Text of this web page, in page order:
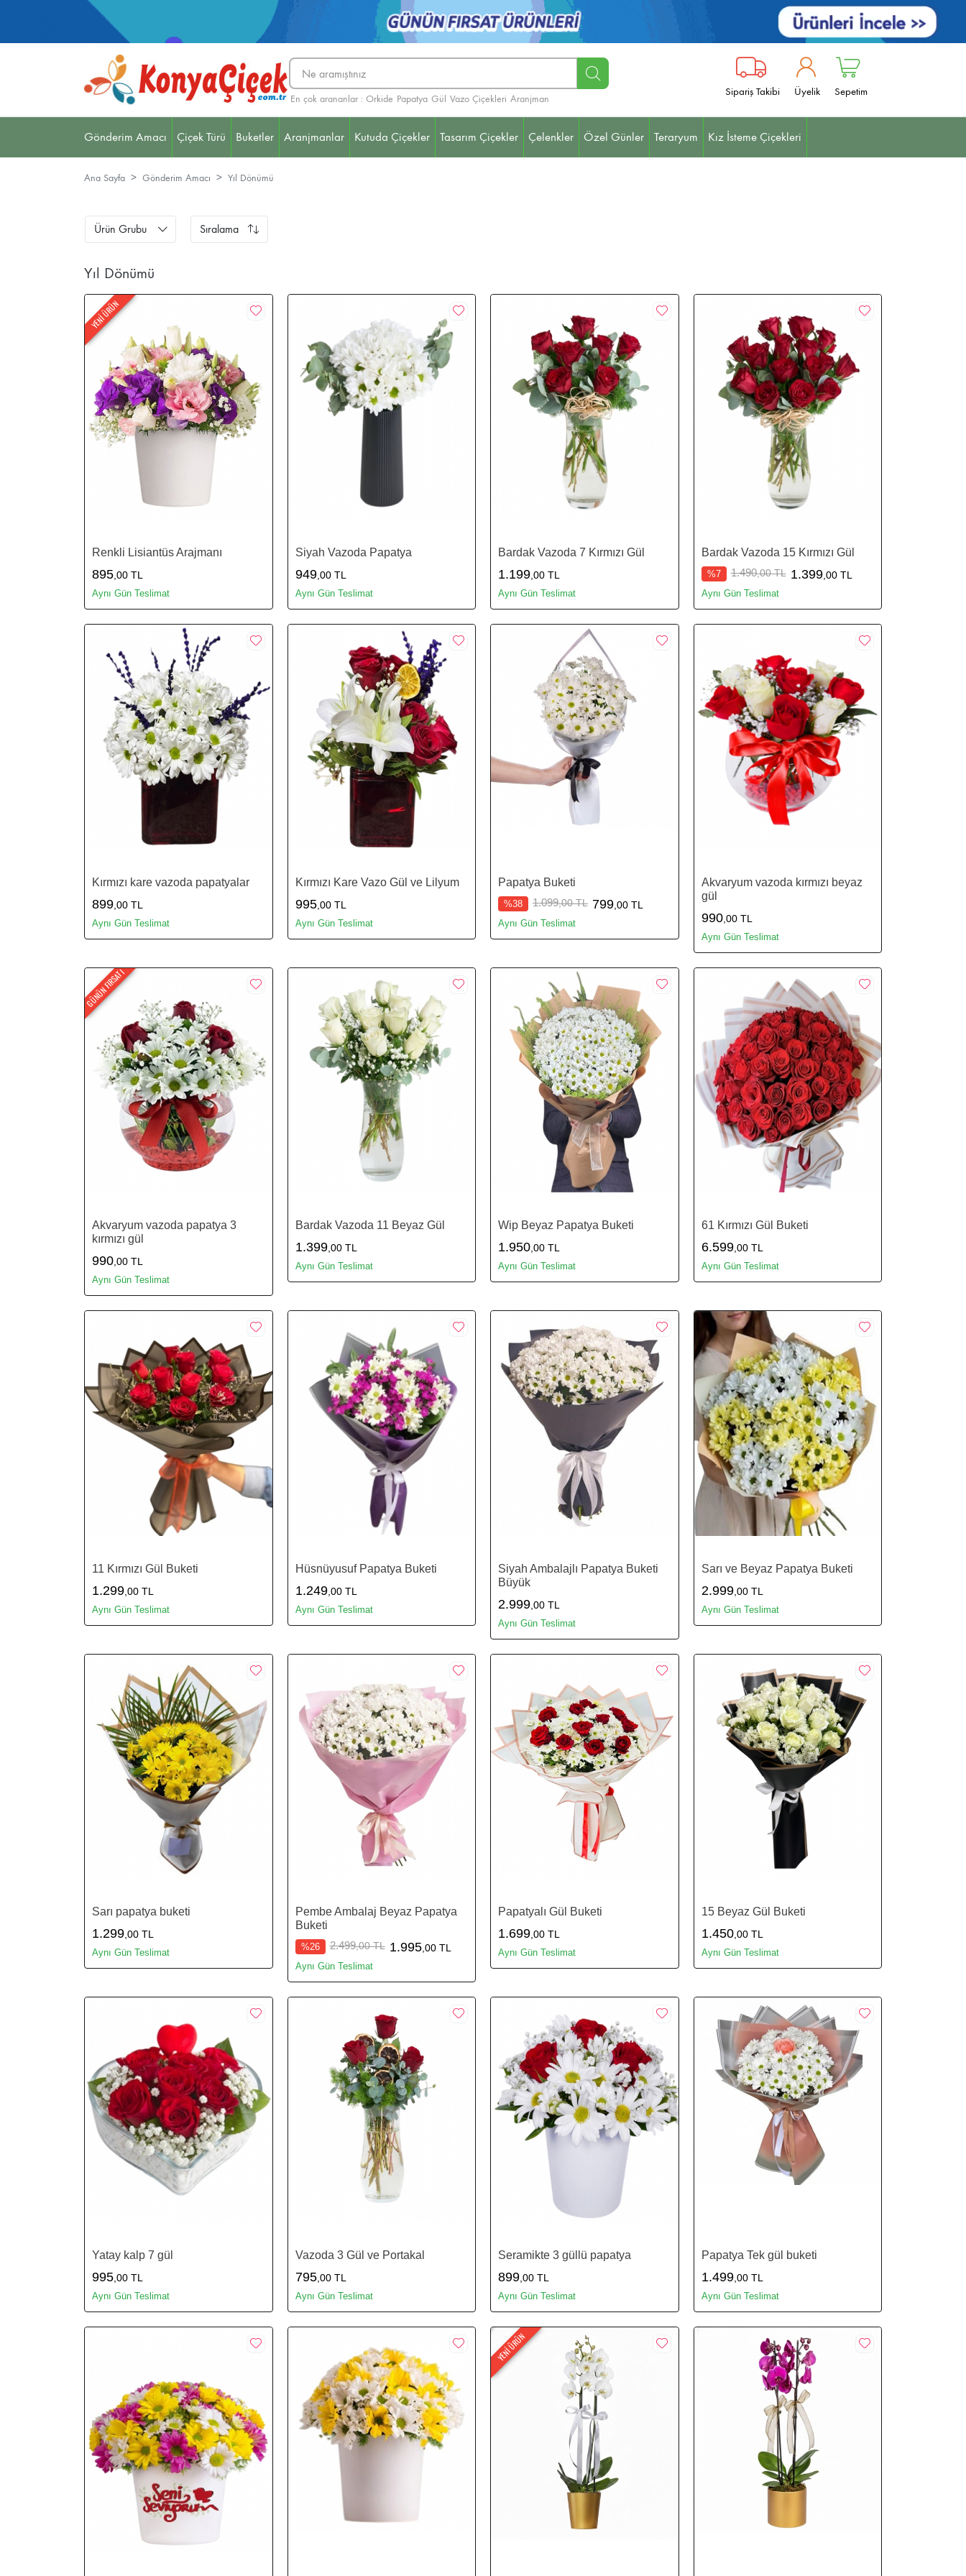
En çok arananlar : Orkide Papatya Gül Vazo Çiçekleri Aranjman
Sipariş Takibi Üyelik Sepetim
Gönderim Amacı Çiçek Türü Buketler Aranjmanlar Kutuda Çiçekler Tasarım Çiçekler Çelenkler Özel Günler Teraryum Kız İsteme Çiçekleri
Bebek Çiçekleri Hediye Söz / Nişan
Ana Sayfa Gönderim Amacı Yıl Dönümü
Ürün Grubu Sıralama
Yıl Dönümü
YENİ ÜRÜN
Renkli Lisiantüs Arajmanı
895 ,00 TL
Aynı Gün Teslimat
Siyah Vazoda Papatya
949,00 TL
Aynı Gün Teslimat
Bardak Vazoda 7 Kırmızı Gül
1.199 ,00 TL
Aynı Gün Teslimat
Bardak Vazoda 15 Kırmızı Gül
%7 1.490,00 TL 1.399,00 TL
Aynı Gün Teslimat
Kırmızı kare vazoda papatyalar
899 ,00 TL
Aynı Gün Teslimat
Kırmızı Kare Vazo Gül ve Lilyum
995,00 TL
Aynı Gün Teslimat
Papatya Buketi
%38 1.099,00 TL 799 ,00 TL
Aynı Gün Teslimat
Akvaryum vazoda kırmızı beyaz
gül
990,00 TL
Aynı Gün Teslimat
GÜNÜN FIRSATI
Akvaryum vazoda papatya 3
kırmızı gül
990 ,00 TL
Aynı Gün Teslimat
Bardak Vazoda 11 Beyaz Gül
1.399,00 TL
Aynı Gün Teslimat
Wip Beyaz Papatya Buketi
1.950 ,00 TL
Aynı Gün Teslimat
61 Kırmızı Gül Buketi
6.599,00 TL
Aynı Gün Teslimat
11 Kırmızı Gül Buketi
1.299 ,00 TL
Aynı Gün Teslimat
Hüsnüyusuf Papatya Buketi
1.249,00 TL
Aynı Gün Teslimat
Siyah Ambalajlı Papatya Buketi
Büyük
2.999 ,00 TL
Aynı Gün Teslimat
Sarı ve Beyaz Papatya Buketi
2.999,00 TL
Aynı Gün Teslimat
Sarı papatya buketi
1.299,00 TL
Aynı Gün Teslimat
Pembe Ambalaj Beyaz Papatya
Buketi
%26 2.499,00 TL 1.995,00 TL
Aynı Gün Teslimat
Papatyalı Gül Buketi
1.699,00 TL
Aynı Gün Teslimat
15 Beyaz Gül Buketi
1.450,00 TL
Aynı Gün Teslimat
Yatay kalp 7 gül
995 ,00 TL
Aynı Gün Teslimat
Vazoda 3 Gül ve Portakal
795,00 TL
Aynı Gün Teslimat
Seramikte 3 güllü papatya
899 ,00 TL
Aynı Gün Teslimat
Papatya Tek gül buketi
1.499,00 TL
Aynı Gün Teslimat
YENİ ÜRÜN